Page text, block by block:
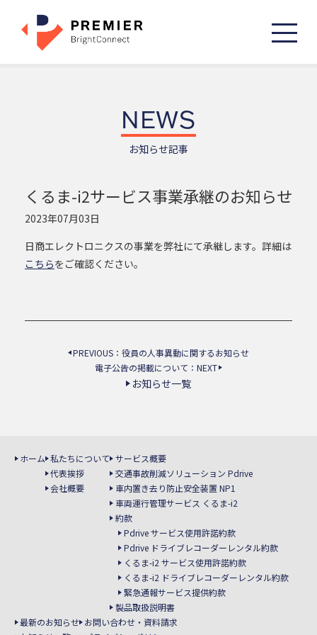
私たちについて
車内置き去り防止安全装置 NP1
車両運行管理サービス
お知らせ
お知らせ一覧 決算情報
NEWS
お知らせ記事
くるま-i2サービス事業承継のお知らせ
2023年07月03日
日商エレクトロニクスの事業を弊社にて承継します。詳細は
こちらをご確認ください。
PREVIOUS：役員の人事異動に関するお知らせ
電子公告の掲載について：NEXT
お知らせ一覧
ホーム 私たちについて
代表挨拶
会社概要
サービス概要
交通事故削減ソリューション Pdrive
車内置き去り防止安全装置 NP1
車両運行管理サービス くるま-i2
約款
Pdrive サービス使用許諾約款
Pdrive ドライブレコーダーレンタル約款
くるま-i2 サービス使用許諾約款
くるま-i2 ドライブレコーダーレンタル約款
緊急通報サービス提供約款
製品取扱説明書
最新のお知らせ お問い合わせ・資料請求